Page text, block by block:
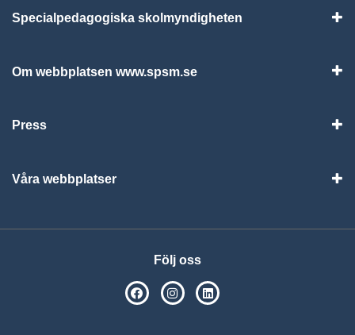
Specialpedagogiska skolmyndigheten
Om webbplatsen www.spsm.se
Press
Våra webbplatser
Följ oss
SPSM på Facebook
SPSM på Instagram